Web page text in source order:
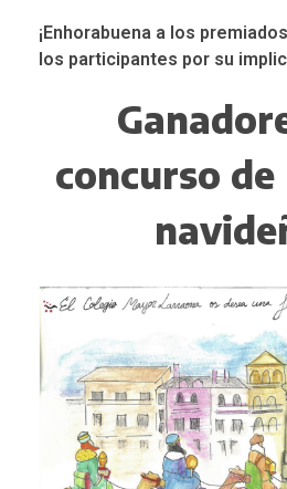
¡Enhorabuena a los
los participantes por su
concurso